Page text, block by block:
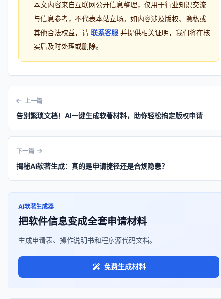
本文内容来自互联网公开信息整理，仅用于行业知识交流
与信息参考，不代表本站立场。如内容涉及版权、隐私或
其他合法权益，请 联系客服 并提供相关证明，我们将在核
实后及时处理或删除。
上一篇
告别繁琐文档！AI一键生成软著材料，助你轻松搞定版权申请
下一篇
揭秘AI软著生成：真的是申请捷径还是合规隐患？
AI软著生成器
把软件信息变成全套申请材料
生成申请表、操作说明书和程序源代码文档。
免费生成材料